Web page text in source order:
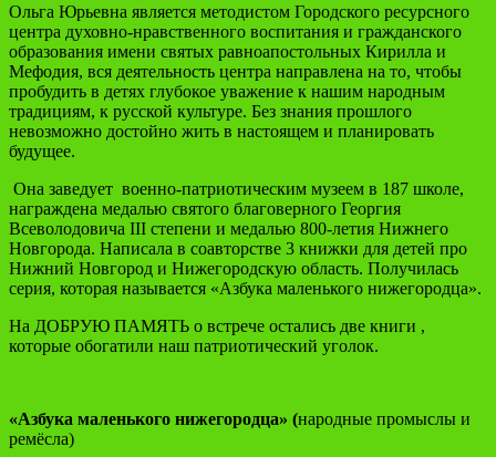
Ольга Юрьевна является методистом Городского ресурсного
центра духовно-нравственного воспитания и гражданского
образования имени святых равноапостольных Кирилла и
Мефодия, вся деятельность центра направлена на то, чтобы
пробудить в детях глубокое уважение к нашим народным
традициям, к русской культуре. Без знания прошлого
невозможно достойно жить в настоящем и планировать
будущее.
Она заведует военно-патриотическим музеем в 187 школе,
награждена медалью святого благоверного Георгия
Всеволодовича III степени и медалью 800-летия Нижнего
Новгорода. Написала в соавторстве 3 книжки для детей про
Нижний Новгород и Нижегородскую область. Получилась
серия, которая называется «Азбука маленького нижегородца».
На ДОБРУЮ ПАМЯТЬ о встрече остались две книги ,
которые обогатили наш патриотический уголок.
«Азбука маленького нижегородца» (народные промыслы и
ремёсла)